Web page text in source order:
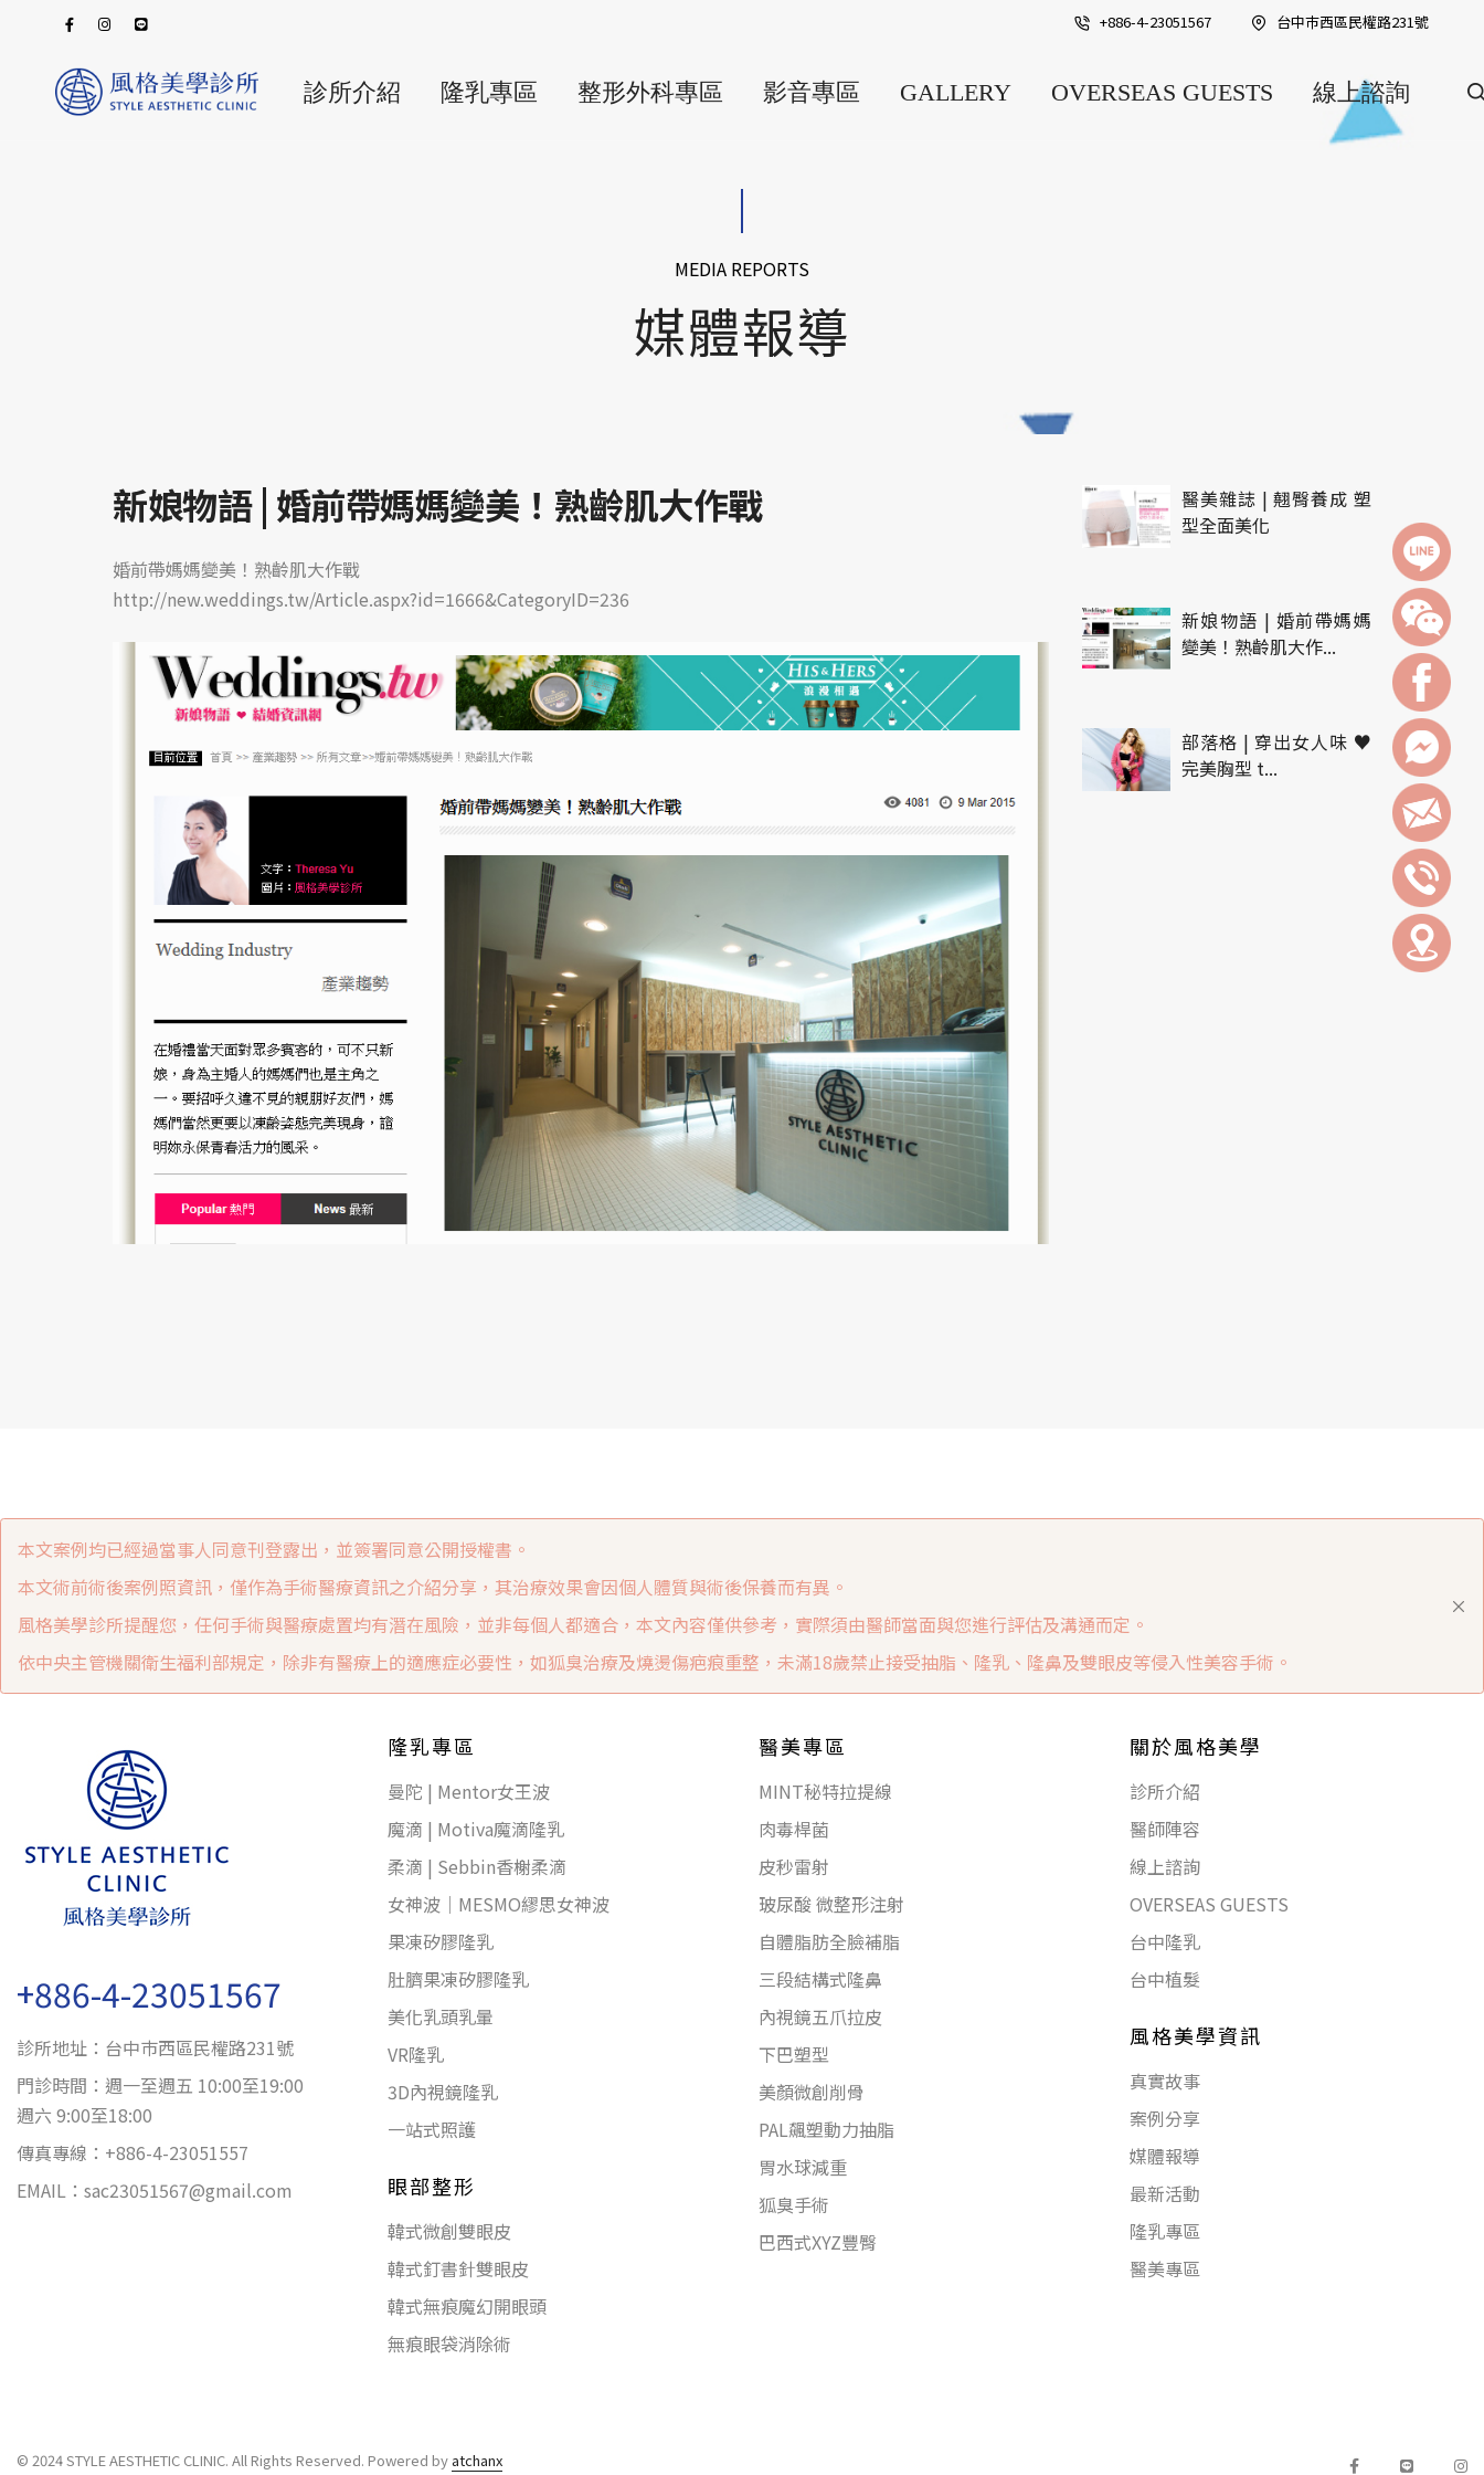
+886-4-23051567 台中巿西區民權路231號
診所介紹 隆乳專區 整形外科專區 影音專區 GALLERY OVERSEAS GUESTS 線上諮詢
MEDIA REPORTS
媒體報導
新娘物語 | 婚前帶媽媽變美！熟齡肌大作戰
婚前帶媽媽變美！熟齡肌大作戰
http://new.weddings.tw/Article.aspx?id=1666&CategoryID=236
醫美雜誌 | 翹臀養成 塑
型全面美化
新娘物語 | 婚前帶媽媽
變美！熟齡肌大作...
部落格 | 穿出女人味 ♥
完美胸型 t...
本文案例均已經過當事人同意刊登露出，並簽署同意公開授權書。
本文術前術後案例照資訊，僅作為手術醫療資訊之介紹分享，其治療效果會因個人體質與術後保養而有異。
風格美學診所提醒您，任何手術與醫療處置均有潛在風險，並非每個人都適合，本文內容僅供參考，實際須由醫師當面與您進行評估及溝通而定。
依中央主管機關衛生福利部規定，除非有醫療上的適應症必要性，如狐臭治療及燒燙傷疤痕重整，未滿18歲禁止接受抽脂、隆乳、隆鼻及雙眼皮等侵入性美容手術。
+886-4-23051567
診所地址：台中巿西區民權路231號
門診時間：週一至週五 10:00至19:00
週六 9:00至18:00
傳真專線：+886-4-23051557
EMAIL： sac23051567@gmail.com
隆乳專區
曼陀 | Mentor女王波
魔滴 | Motiva魔滴隆乳
柔滴 | Sebbin香榭柔滴
女神波｜MESMO繆思女神波
果凍矽膠隆乳
肚臍果凍矽膠隆乳
美化乳頭乳暈
VR隆乳
3D內視鏡隆乳
一站式照護
眼部整形
韓式微創雙眼皮
韓式釘書針雙眼皮
韓式無痕魔幻開眼頭
無痕眼袋消除術
醫美專區
MINT秘特拉提線
肉毒桿菌
皮秒雷射
玻尿酸 微整形注射
自體脂肪全臉補脂
三段結構式隆鼻
內視鏡五爪拉皮
下巴塑型
美顏微創削骨
PAL飆塑動力抽脂
胃水球減重
狐臭手術
巴西式XYZ豐臀
關於風格美學
診所介紹
醫師陣容
線上諮詢
OVERSEAS GUESTS
台中隆乳
台中植髮
風格美學資訊
真實故事
案例分享
媒體報導
最新活動
隆乳專區
醫美專區
© 2024 STYLE AESTHETIC CLINIC. All Rights Reserved. Powered by atchanx